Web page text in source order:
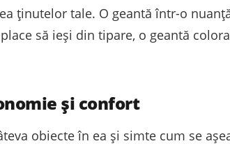
ținutelor tale. O geantă într-o
să ieși din tipare, o geantă
și confort
obiecte în ea și simte cum se